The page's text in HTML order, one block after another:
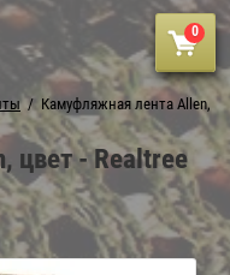
0
  /  Камуфляжная лента Allen,
цвет - Realtree